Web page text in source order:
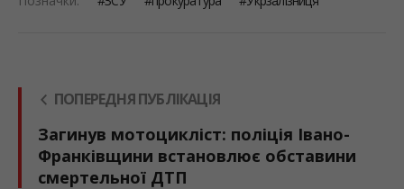
ПОПЕРЕДНЯ ПУБЛІКАЦІЯ
Загинув мотоцикліст: поліція Івано-
Франківщини встановлює обставини
смертельної ДТП